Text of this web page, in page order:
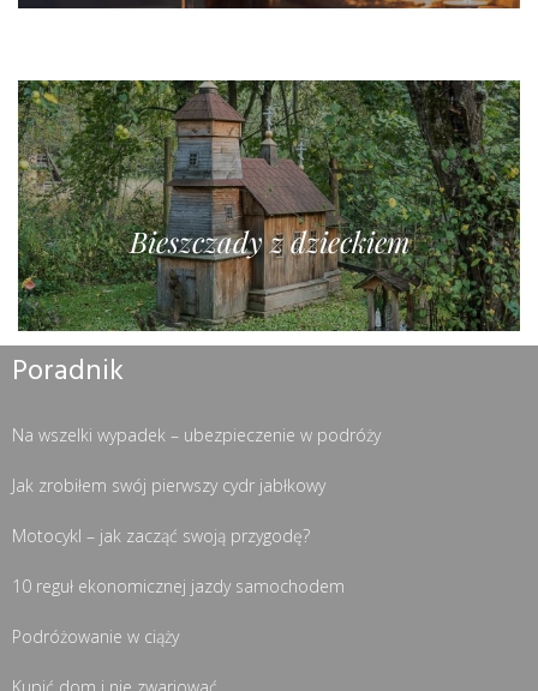
Bieszczady z dzieckiem
Poradnik
Na wszelki wypadek – ubezpieczenie w podróży
Jak zrobiłem swój pierwszy cydr jabłkowy
Motocykl – jak zacząć swoją przygodę?
10 reguł ekonomicznej jazdy samochodem
Podróżowanie w ciąży